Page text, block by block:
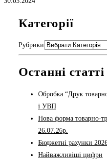
Категорії
Рубрики
Останні статті
Обробка “Друк
і УВП
Нова форма товарно-
26.07.26р.
Бюджетні рахунки
Найважливіші цифри